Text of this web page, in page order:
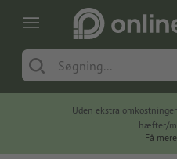
Uden ekstra
hæfter/
Få